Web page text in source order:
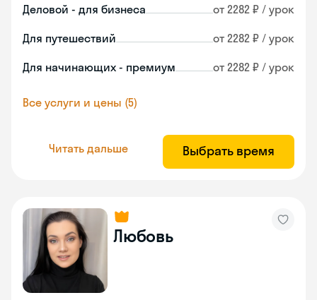
Деловой - для бизнеса от 2282 ₽ / урок
Для путешествий от 2282 ₽ / урок
Для начинающих - премиум от 2282 ₽ / урок
Все услуги и цены (5)
Читать дальше Выбрать время
Любовь